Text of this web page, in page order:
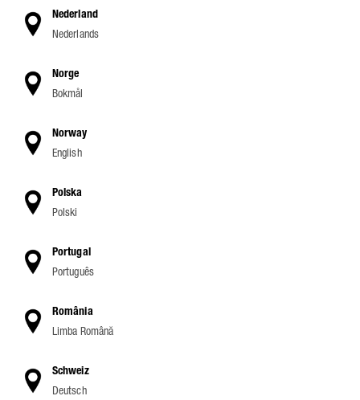
Nederland
Nederlands
Norge
Bokmål
Norway
English
Polska
Polski
Portugal
Português
România
Limba Română
Schweiz
Deutsch